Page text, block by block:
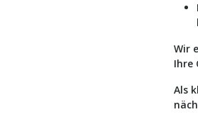
Wir
Ihre
Als